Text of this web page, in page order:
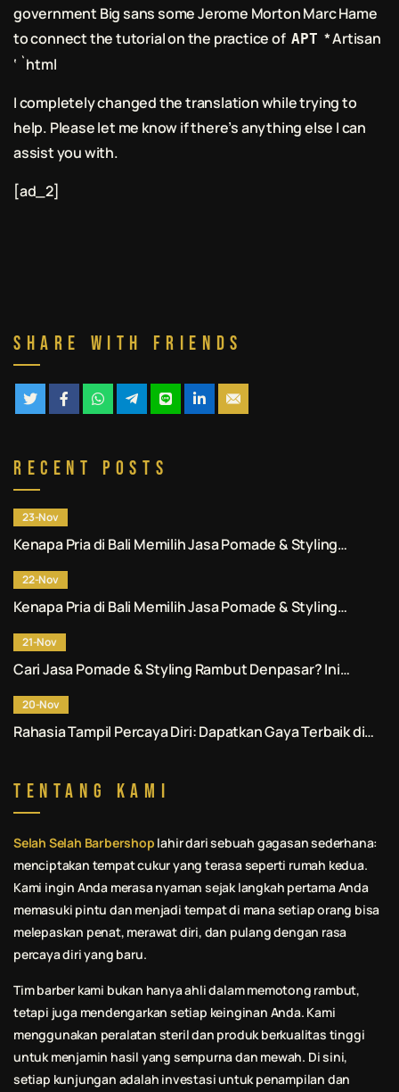
government Big sans some Jerome Morton Marc Hame
to connect the tutorial on the practice of APT * Artisan
‘ `html
I completely changed the translation while trying to
help. Please let me know if there’s anything else I can
assist you with.
[ad_2]
Share With Friends
Recent Posts
23-Nov
Kenapa Pria di Bali Memilih Jasa Pomade & Styling
22-Nov
Kenapa Pria di Bali Memilih Jasa Pomade & Styling
21-Nov
Cari Jasa Pomade & Styling Rambut Denpasar? Ini
20-Nov
Rahasia Tampil Percaya Diri: Dapatkan Gaya Terbaik di
Tentang Kami
Selah Selah Barbershop lahir dari sebuah gagasan sederhana:
menciptakan tempat cukur yang terasa seperti rumah kedua.
Kami ingin Anda merasa nyaman sejak langkah pertama Anda
memasuki pintu dan menjadi tempat di mana setiap orang bisa
melepaskan penat, merawat diri, dan pulang dengan rasa
percaya diri yang baru.
Tim barber kami bukan hanya ahli dalam memotong rambut,
tetapi juga mendengarkan setiap keinginan Anda. Kami
menggunakan peralatan steril dan produk berkualitas tinggi
untuk menjamin hasil yang sempurna dan mewah. Di sini,
setiap kunjungan adalah investasi untuk penampilan dan